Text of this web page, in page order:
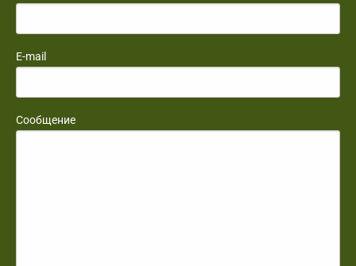
E-mail
Сообщение